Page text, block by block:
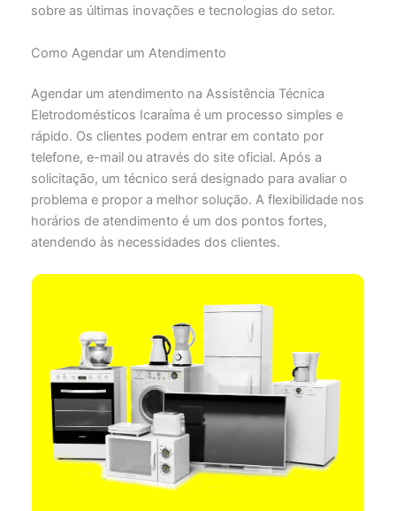
sobre as últimas inovações e tecnologias do setor.
Como Agendar um Atendimento
Agendar um atendimento na Assistência Técnica
Eletrodomésticos Icaraíma é um processo simples e
rápido. Os clientes podem entrar em contato por
telefone, e-mail ou através do site oficial. Após a
solicitação, um técnico será designado para avaliar o
problema e propor a melhor solução. A flexibilidade nos
horários de atendimento é um dos pontos fortes,
atendendo às necessidades dos clientes.